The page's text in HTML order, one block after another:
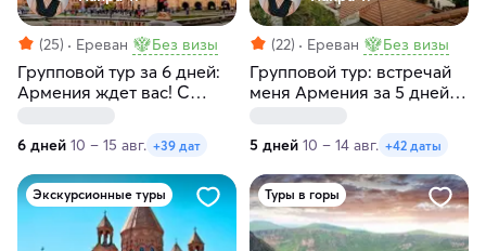
(25) Ереван Без визы
Групповой тур за 6 дней:
Армения ждет вас! С
понедельникам и
вторникам
6 дней 10 – 15 авг. +39 дат
(22) Ереван Без визы
Групповой тур: встречай
меня Армения за 5 дней с
воскресеньям и
понедельникам
5 дней 10 – 14 авг. +42 даты
Экскурсионные туры Туры в горы